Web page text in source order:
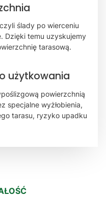
ślady po wierceniu
Dzięki temu uzyskujemy
tarasową.
użytkowania
powierzchnią
specjalne wyżłobienia,
tarasu, ryzyko upadku